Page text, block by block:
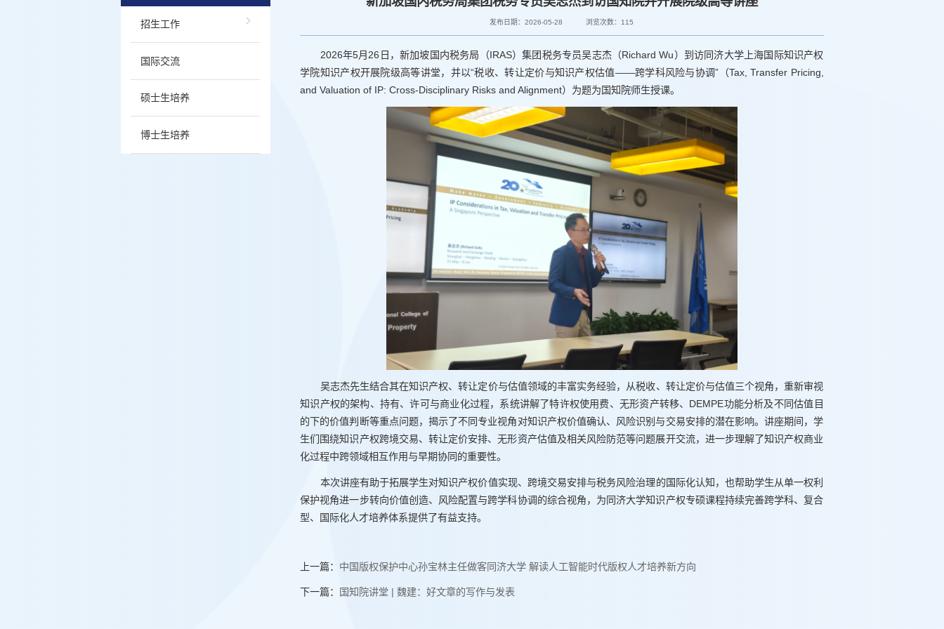
招生工作
国际交流
硕士生培养
博士生培养
发布日期：2026-05-28 浏览次数： 115
2026年5月26日，新加坡国内税务局（IRAS）集团税务专员吴志杰（Richard Wu）到访同济大学上海国际知识产权
学院知识产权开展院级高等讲堂，并以“税收、转让定价与知识产权估值——跨学科风险与协调”（Tax, Transfer Pricing,
and Valuation of IP: Cross-Disciplinary Risks and Alignment）为题为国知院师生授课。
吴志杰先生结合其在知识产权、转让定价与估值领域的丰富实务经验，从税收、转让定价与估值三个视角，重新审视
知识产权的架构、持有、许可与商业化过程，系统讲解了特许权使用费、无形资产转移、DEMPE功能分析及不同估值目
的下的价值判断等重点问题，揭示了不同专业视角对知识产权价值确认、风险识别与交易安排的潜在影响。讲座期间，学
生们围绕知识产权跨境交易、转让定价安排、无形资产估值及相关风险防范等问题展开交流，进一步理解了知识产权商业
化过程中跨领域相互作用与早期协同的重要性。
本次讲座有助于拓展学生对知识产权价值实现、跨境交易安排与税务风险治理的国际化认知，也帮助学生从单一权利
保护视角进一步转向价值创造、风险配置与跨学科协调的综合视角，为同济大学知识产权专硕课程持续完善跨学科、复合
型、国际化人才培养体系提供了有益支持。
上一篇： 中国版权保护中心孙宝林主任做客同济大学 解读人工智能时代版权人才培养新方向
下一篇： 国知院讲堂 | 魏建：好文章的写作与发表